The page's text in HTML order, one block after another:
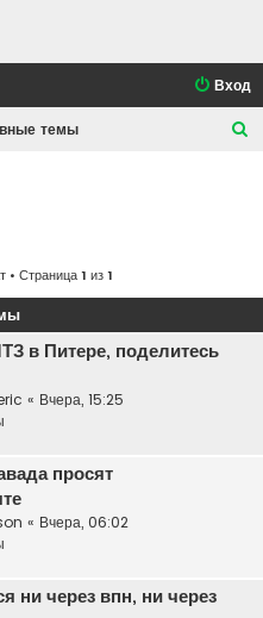
Вход
темы
• Страница1 из1
в Питере, поделитесь
« Вчера, 15:25
просят
« Вчера, 06:02
ни через впн, ни через